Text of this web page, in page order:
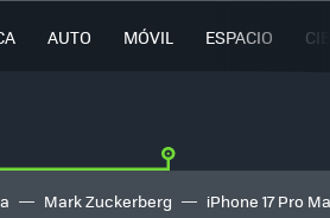
AUTO MÓVIL ESPACIO
Mark Zuckerberg iPhone 17 Pro